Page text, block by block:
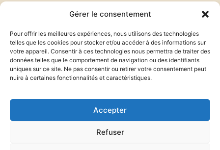
Gérer le consentement
Pour offrir les meilleures expériences, nous utilisons des technologies
telles que les cookies pour stocker et/ou accéder à des informations sur
votre appareil. Consentir à ces technologies nous permettra de traiter des
données telles que le comportement de navigation ou des identifiants
uniques sur ce site. Ne pas consentir ou retirer votre consentement peut
nuire à certaines fonctionnalités et caractéristiques.
Accepter
Refuser
préparer
une
journée
réussie:
routine
matinale,
productivité
bien-